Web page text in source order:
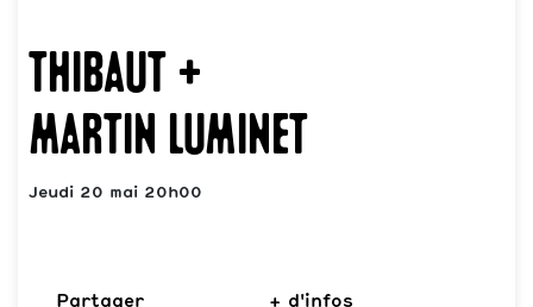
Thibaut +
Martin Luminet
Jeudi 20 mai 20h00
Partager + d'infos